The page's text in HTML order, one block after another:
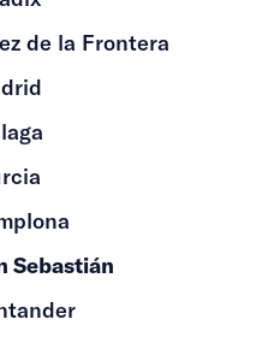
de la Frontera
Sebastián